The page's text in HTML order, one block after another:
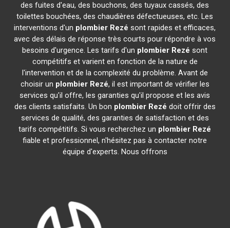
des fuites d'eau, des bouchons, des tuyaux cassés, des
toilettes bouchées, des chaudières défectueuses, etc. Les
interventions d'un plombier Rezé sont rapides et efficaces,
avec des délais de réponse très courts pour répondre à vos
besoins d'urgence. Les tarifs d'un plombier Rezé sont
compétitifs et varient en fonction de la nature de
l'intervention et de la complexité du problème. Avant de
choisir un plombier Rezé, il est important de vérifier les
services qu'il offre, les garanties qu'il propose et les avis
des clients satisfaits. Un bon plombier Rezé doit offrir des
services de qualité, des garanties de satisfaction et des
tarifs compétitifs. Si vous recherchez un plombier Rezé
fiable et professionnel, n'hésitez pas à contacter notre
équipe d'experts. Nous offrons